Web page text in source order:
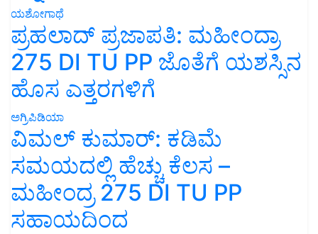
ಯಶೋಗಾಥೆ
ಪ್ರಹಲಾದ್ ಪ್ರಜಾಪತಿ: ಮಹೀಂದ್ರಾ
275 DI TU PP ಜೊತೆಗೆ ಯಶಸ್ಸಿನ
ಹೊಸ ಎತ್ತರಗಳಿಗೆ
ಅಗ್ರಿಪಿಡಿಯಾ
ವಿಮಲ್ ಕುಮಾರ್: ಕಡಿಮೆ
ಸಮಯದಲ್ಲಿ ಹೆಚ್ಚು ಕೆಲಸ –
ಮಹೀಂದ್ರ 275 DI TU PP
ಸಹಾಯದಿಂದ